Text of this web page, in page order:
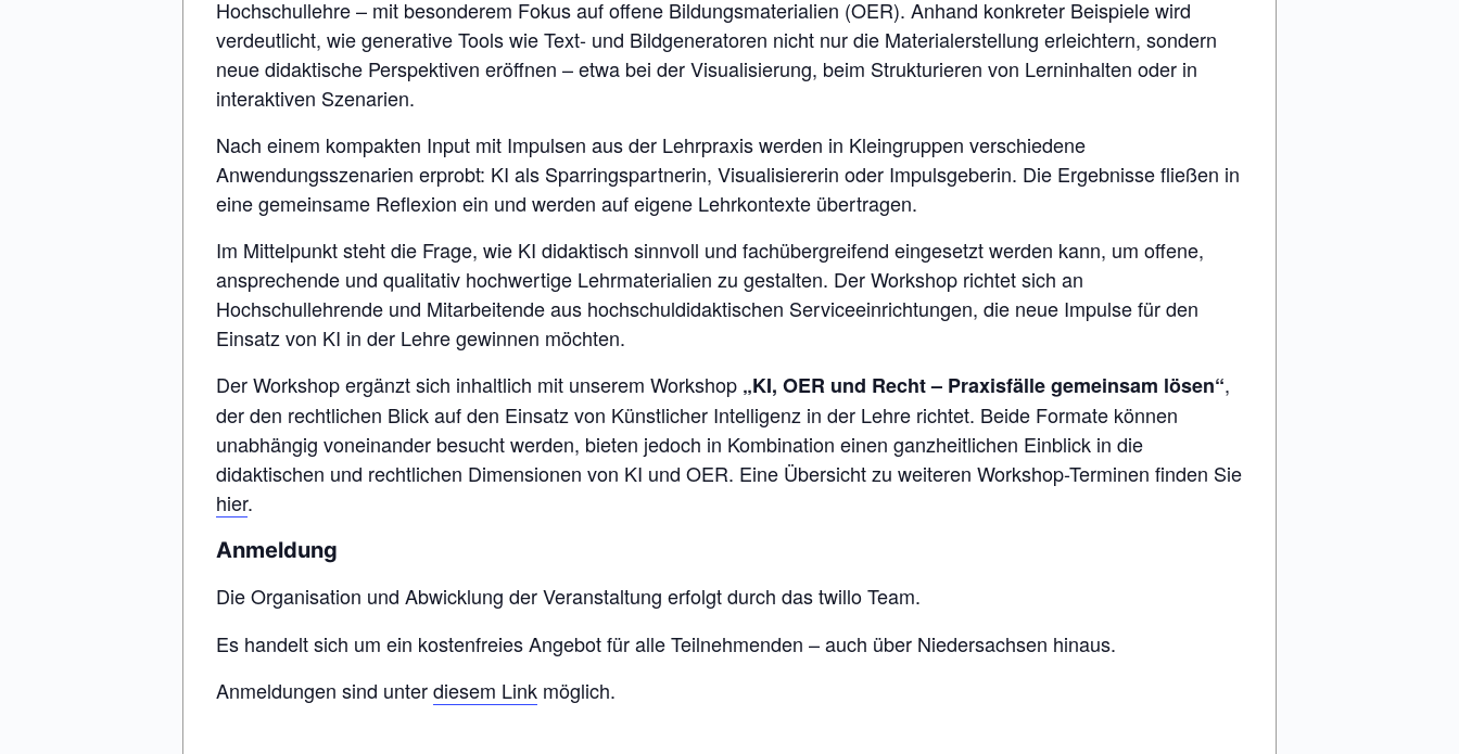
Hochschullehre – mit besonderem Fokus auf offene Bildungsmaterialien (OER). Anhand konkreter Beispiele wird
verdeutlicht, wie generative Tools wie Text- und Bildgeneratoren nicht nur die Materialerstellung erleichtern, sondern
neue didaktische Perspektiven eröffnen – etwa bei der Visualisierung, beim Strukturieren von Lerninhalten oder in
interaktiven Szenarien.
Nach einem kompakten Input mit Impulsen aus der Lehrpraxis werden in Kleingruppen verschiedene
Anwendungsszenarien erprobt: KI als Sparringspartnerin, Visualisiererin oder Impulsgeberin. Die Ergebnisse fließen in
eine gemeinsame Reflexion ein und werden auf eigene Lehrkontexte übertragen.
Im Mittelpunkt steht die Frage, wie KI didaktisch sinnvoll und fachübergreifend eingesetzt werden kann, um offene,
ansprechende und qualitativ hochwertige Lehrmaterialien zu gestalten. Der Workshop richtet sich an
Hochschullehrende und Mitarbeitende aus hochschuldidaktischen Serviceeinrichtungen, die neue Impulse für den
Einsatz von KI in der Lehre gewinnen möchten.
Der Workshop ergänzt sich inhaltlich mit unserem Workshop „KI, OER und Recht – Praxisfälle gemeinsam lösen“,
der den rechtlichen Blick auf den Einsatz von Künstlicher Intelligenz in der Lehre richtet. Beide Formate können
unabhängig voneinander besucht werden, bieten jedoch in Kombination einen ganzheitlichen Einblick in die
didaktischen und rechtlichen Dimensionen von KI und OER. Eine Übersicht zu weiteren Workshop-Terminen finden Sie
hier.
Anmeldung
Die Organisation und Abwicklung der Veranstaltung erfolgt durch das twillo Team.
Es handelt sich um ein kostenfreies Angebot für alle Teilnehmenden – auch über Niedersachsen hinaus.
Anmeldungen sind unterdiesem Link möglich.